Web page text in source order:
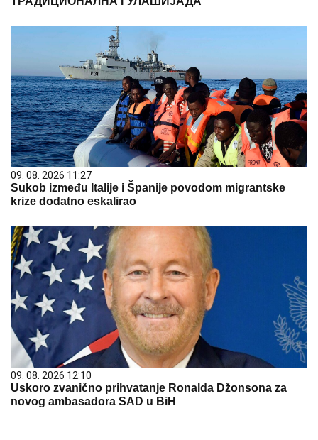
09. 08. 2026 11:27
Sukob između Italije i Španije povodom migrantske
krize dodatno eskalirao
09. 08. 2026 12:10
Uskoro zvanično prihvatanje Ronalda Džonsona za
novog ambasadora SAD u BiH